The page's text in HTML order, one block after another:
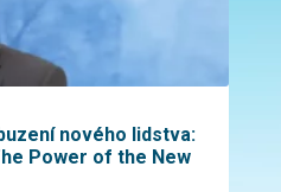
nového lidstva:
Power of the New